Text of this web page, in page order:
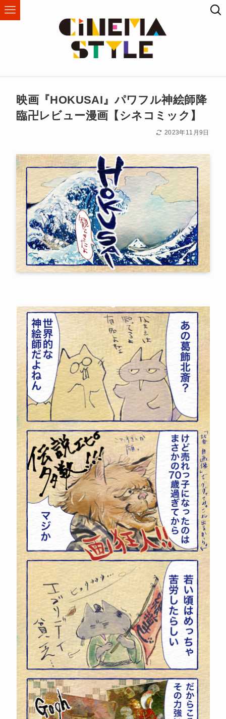
映画『HOKUSAI』パワフル神絵師降
臨卍レビュー漫画【シネコミック】
2023年11月9日